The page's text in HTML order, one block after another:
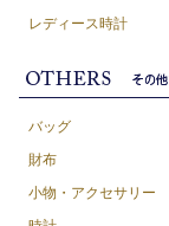
レディース時計
バッグ
財布
小物・アクセサリー